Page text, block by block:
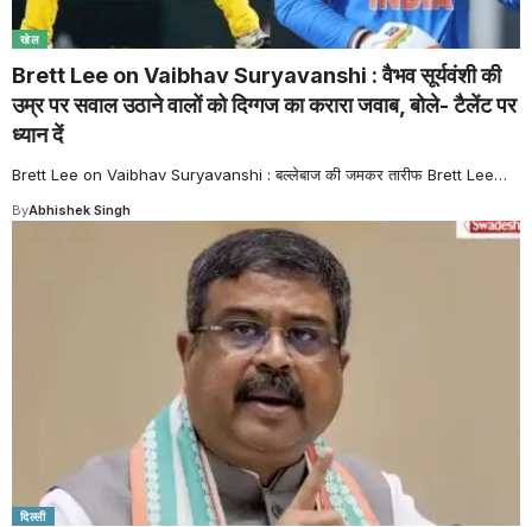
खेल
Brett Lee on Vaibhav Suryavanshi : वैभव सूर्यवंशी की
उम्र पर सवाल उठाने वालों को दिग्गज का करारा जवाब, बोले- टैलेंट पर
ध्यान दें
Brett Lee on Vaibhav Suryavanshi : बल्लेबाज की जमकर तारीफ Brett Lee…
ByAbhishek Singh
दिल्ली